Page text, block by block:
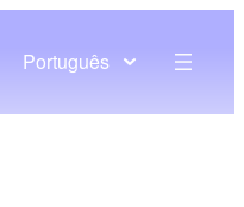
Português